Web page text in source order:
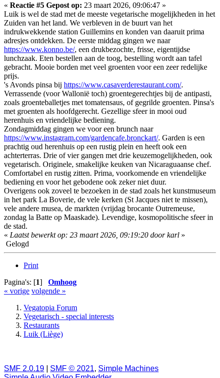
« Reactie #5 Gepost op: 23 maart 2026, 09:06:47 »
Luik is wel de stad met de meeste vegetarische mogelijkheden in het
Zuiden van het land. We verbleven in de buurt van het
indrukwekkende station Guillemins en konden van daaruit prima
adresjes ontdekken. De eerste middag gingen we naar
https://www.konno.be/, een drukbezochte, frisse, eigentijdse
lunchzaak. Eten bestellen aan de toog, bestelling wordt aan tafel
gebracht. Mooie borden met veel groenten voor een zeer redelijke
prijs.
's Avonds pinsa bij https://www.casaverderestaurant.com/.
Verrassende (voor Wallonië toch) groentegerechtjes bij de antipasti,
zoals groenteballetjes met tomatensaus, of gegrilde groenten. Pinsa's
met groenten als hoofdgerecht. Gezellige sfeer in mooi oud
herenhuis en vriendelijke bediening.
Zondagmiddag gingen we voor een brunch naar
https://www.instagram.com/gardencafe.bronckart/. Garden is een
prachtig oud herenhuis op een rustig plein en heeft ook een
achterterras. Drie of vier gangen met drie keuzemogelijkheden, ook
vegetarisch. Originele, smakelijke keuken van Nicaraguaanse chef.
Comfortabel en rustig zitten. Prima, voorkomende en vriendelijke
bediening en voor het gebodene ook zeker niet duur.
Overigens ook zoveel te bezoeken in de stad zoals het kunstmuseum
in het park La Boverie, de vele kerken (St Jacques niet te missen),
vele andere musea, de markten (vrijdag brocante Outremeuse,
zondag la Batte op Maaskade). Levendige, kosmopolitische sfeer in
de stad.
« Laatst bewerkt op: 23 maart 2026, 09:19:20 door karl »
Gelogd
Print
Pagina's: [1] Omhoog
« vorige volgende »
Vegatopia Forum
Vegetarisch - special interests
Restaurants
Luik (Liège)
SMF 2.0.19 SMF © 2021, Simple Machines